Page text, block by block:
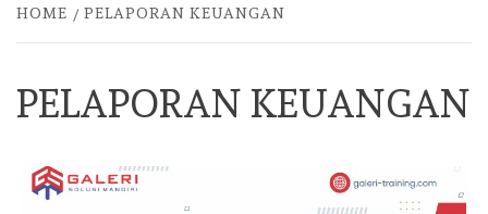
HOME PELAPORAN KEUANGAN
PELAPORAN KEUANGAN